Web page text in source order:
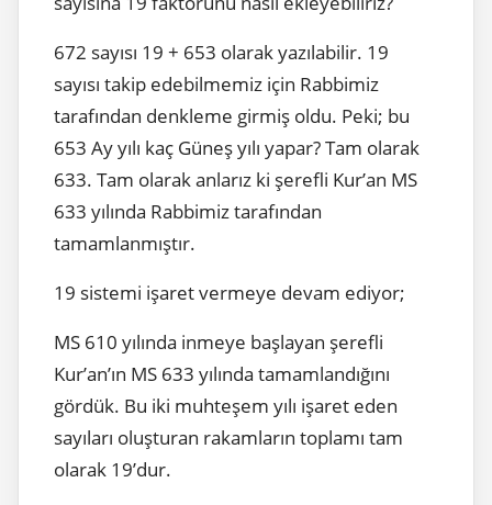
672 sayısı 19 + 653 olarak yazılabilir. 19
sayısı takip edebilmemiz için Rabbimiz
tarafından denkleme girmiş oldu. Peki; bu
653 Ay yılı kaç Güneş yılı yapar? Tam olarak
633. Tam olarak anlarız ki şerefli Kur’an MS
633 yılında Rabbimiz tarafından
tamamlanmıştır.
19 sistemi işaret vermeye devam ediyor;
MS 610 yılında inmeye başlayan şerefli
Kur’an’ın MS 633 yılında tamamlandığını
gördük. Bu iki muhteşem yılı işaret eden
sayıları oluşturan rakamların toplamı tam
olarak 19’dur.